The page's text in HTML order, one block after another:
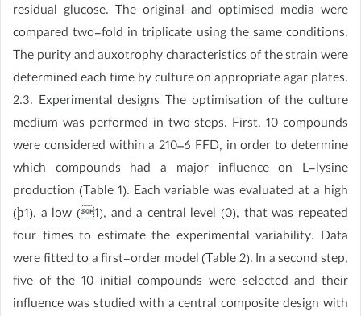
residual glucose. The original and optimised media were
compared two-fold in triplicate using the same conditions.
The purity and auxotrophy characteristics of the strain were
determined each time by culture on appropriate agar plates.
2.3. Experimental designs The optimisation of the culture
medium was performed in two steps. First, 10 compounds
were considered within a 210–6 FFD, in order to determine
which compounds had a major influence on L-lysine
production (Table 1). Each variable was evaluated at a high
(þ1), a low (1), and a central level (0), that was repeated
four times to estimate the experimental variability. Data
were fitted to a first-order model (Table 2). In a second step,
five of the 10 initial compounds were selected and their
influence was studied with a central composite design with